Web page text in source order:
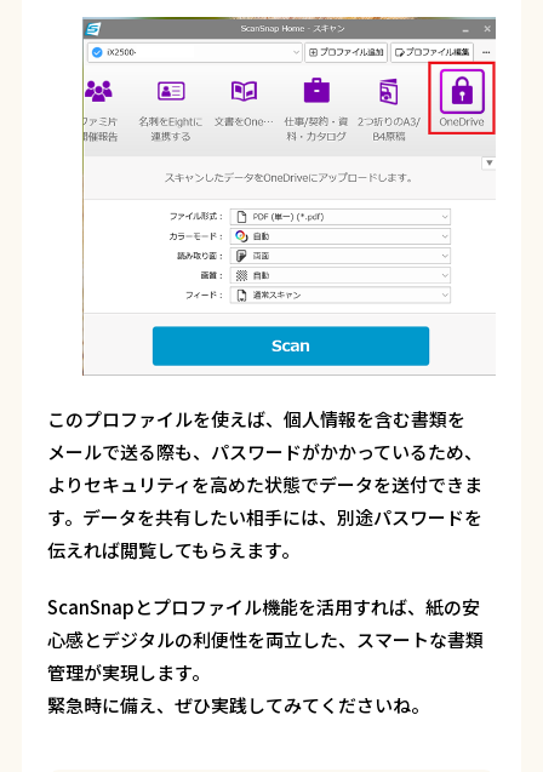
このプロファイルを使えば、個人情報を含む書類を
メールで送る際も、パスワードがかかっているため、
よりセキュリティを高めた状態でデータを送付できま
す。データを共有したい相手には、別途パスワードを
伝えれば閲覧してもらえます。
ScanSnapとプロファイル機能を活用すれば、紙の安
心感とデジタルの利便性を両立した、スマートな書類
管理が実現します。
緊急時に備え、ぜひ実践してみてくださいね。